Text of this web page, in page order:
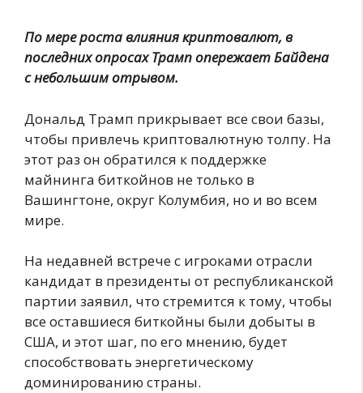
По мере роста влияния криптовалют, в
последних опросах Трамп опережает Байдена
с небольшим отрывом.
Дональд Трамп прикрывает все свои базы,
чтобы привлечь криптовалютную толпу. На
этот раз он обратился к поддержке
майнинга биткойнов не только в
Вашингтоне, округ Колумбия, но и во всем
мире.
На недавней встрече с игроками отрасли
кандидат в президенты от республиканской
партии заявил, что стремится к тому, чтобы
все оставшиеся биткойны были добыты в
США, и этот шаг, по его мнению, будет
способствовать энергетическому
доминированию страны.